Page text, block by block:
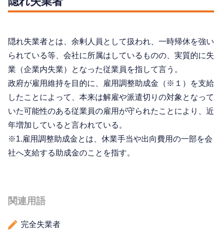
隠れ失業者とは、余剰人員として扱われ、一時帰休を強い
られている等、会社に所属はしているものの、実質的に失
業（企業内失業）となった従業員を指して言う。
政府が雇用維持を目的に、雇用調整助成金（※１）を支給
したことによって、本来は解雇や派遣切りの対象となって
いた可能性のある従業員の雇用が守られたことにより、近
年増加していると言われている。
※1.雇用調整助成金とは、休業手当や出向費用の一部を会
社へ支給する助成金のことを指す。
関連用語
完全失業者